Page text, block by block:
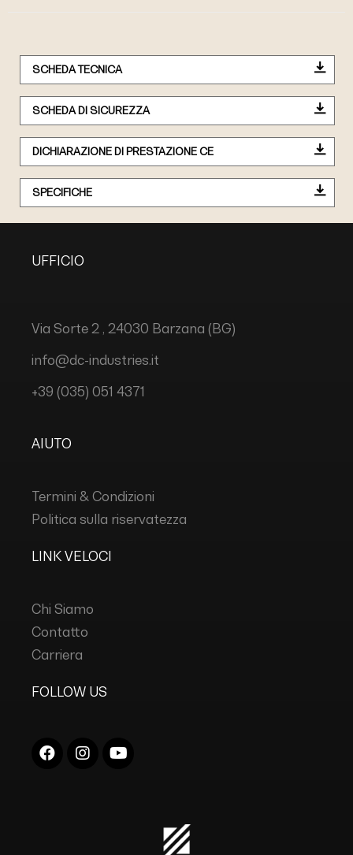
SCHEDA TECNICA
SCHEDA DI SICUREZZA
DICHIARAZIONE DI PRESTAZIONE CE
SPECIFICHE
UFFICIO
Via Sorte 2 , 24030 Barzana (BG)
info@dc-industries.it
+39 (035) 051 4371
AIUTO
Termini & Condizioni
Politica sulla riservatezza
LINK VELOCI
Chi Siamo
Contatto
Carriera
FOLLOW US